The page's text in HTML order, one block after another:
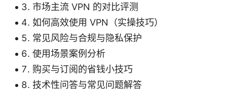
市场主流 VPN 的对比评测
如何高效使用 VPN（实操技巧）
常见风险与合规与隐私保护
使用场景案例分析
购买与订阅的省钱小技巧
技术性问答与常见问题解答